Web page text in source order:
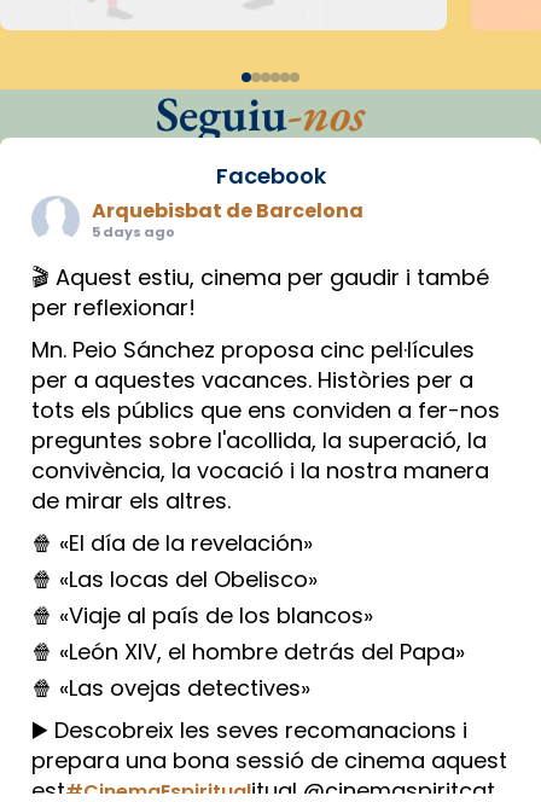
Seguiu-nos
Facebook
Arquebisbat de Barcelona
5 days ago
🎬 Aquest estiu, cinema per gaudir i també
per reflexionar!
Mn. Peio Sánchez proposa cinc pel·lícules
per a aquestes vacances. Històries per a
tots els públics que ens conviden a fer-nos
preguntes sobre l'acollida, la superació, la
convivència, la vocació i la nostra manera
de mirar els altres.
🍿 «El día de la revelación»
🍿 «Las locas del Obelisco»
🍿 «Viaje al país de los blancos»
🍿 «León XIV, el hombre detrás del Papa»
🍿 «Las ovejas detectives»
▶️ Descobreix les seves recomanacions i
prepara una bona sessió de cinema aquest
est#CinemaEspiritualitual @cinemaspiritcat